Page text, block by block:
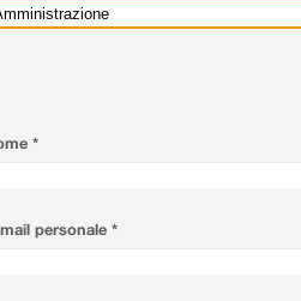
*
personale *